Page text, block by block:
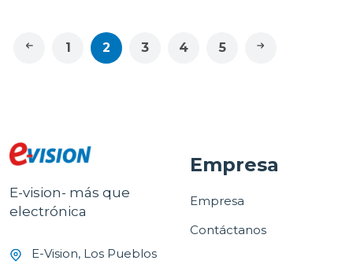
1 2 3 4 5
E-vision- más que
electrónica
E-Vision, Los Pueblos
Empresa
Empresa
Contáctanos